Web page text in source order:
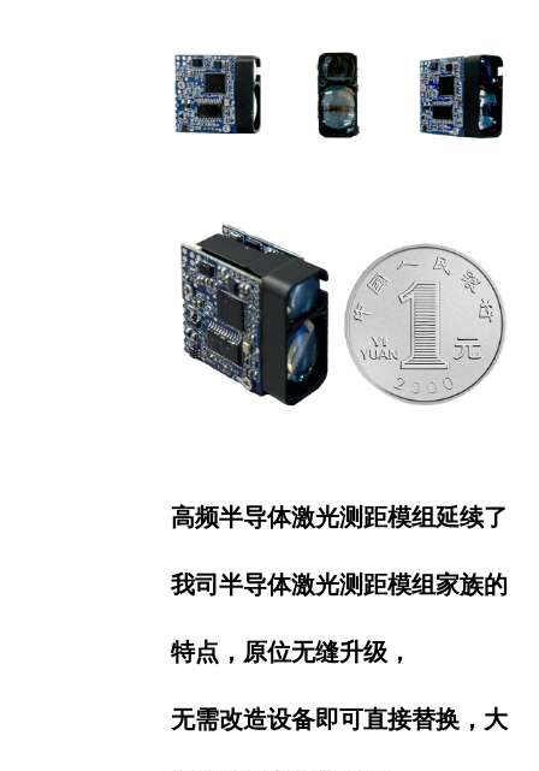
高频半导体激光测距模组延续了
我司半导体激光测距模组家族的
特点，原位无缝升级，
无需改造设备即可直接替换，大